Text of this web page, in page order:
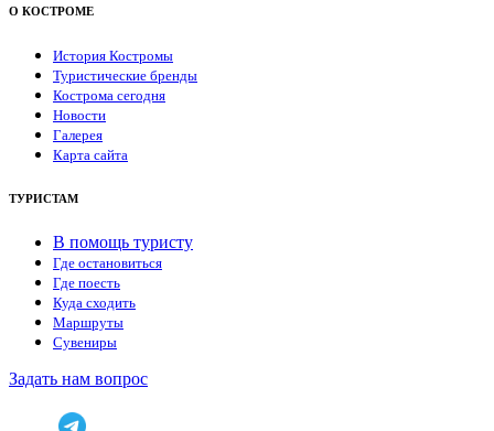
О КОСТРОМЕ
История Костромы
Туристические бренды
Кострома сегодня
Новости
Галерея
Карта сайта
ТУРИСТАМ
В помощь туристу
Где остановиться
Где поесть
Куда сходить
Маршруты
Сувениры
Задать нам вопрос